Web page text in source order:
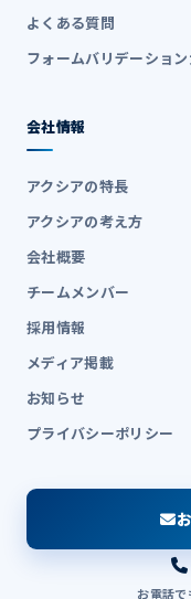
よくある質問
フォームバリデーショ
会社情報
アクシアの特長
アクシアの考え方
会社概要
チームメンバー
採用情報
メディア掲載
お知らせ
プライバシーポリシー
お電話